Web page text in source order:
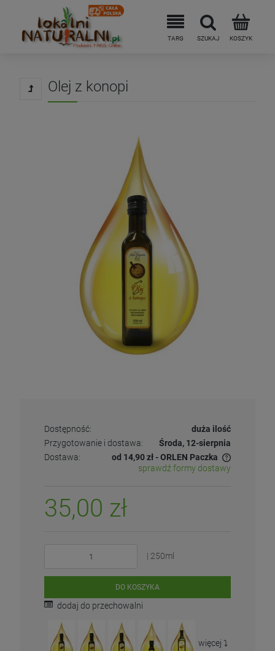
Olej z konopi
Dostępność:
duża ilość
Przygotowanie i dostawa:
Środa, 12-sierpnia
Dostawa:
od 14,90 zł- ORLEN Paczka
sprawdź formy dostawy
35,00 zł
| 250ml
DO KOSZYKA
dodaj do przechowalni
więcej ⤵️